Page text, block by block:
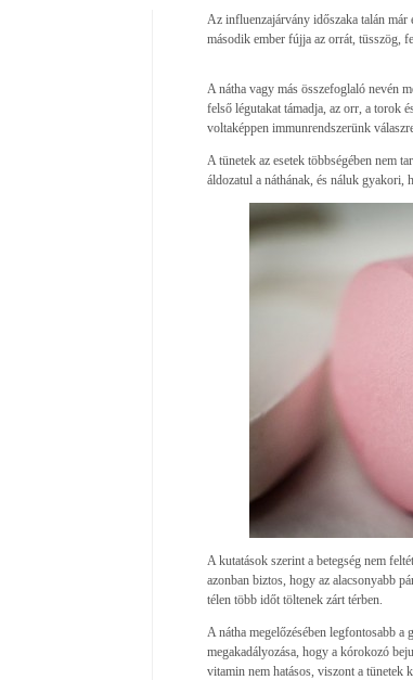
Az influenzajárvány időszaka talán
második ember fújja az orrát, tüsszög,
A nátha vagy más összefoglaló nevén
felső légutakat támadja, az orr, a torok
voltaképpen immunrendszerünk
A tünetek az esetek többségében nem
áldozatul a náthának, és náluk gyakori,
A kutatások szerint a betegség nem
azonban biztos, hogy az alacsonyabb
télen több időt töltenek zárt térben.
A nátha megelőzésében legfontosabb a
megakadályozása, hogy a kórokozó
vitamin nem hatásos, viszont a tünetek